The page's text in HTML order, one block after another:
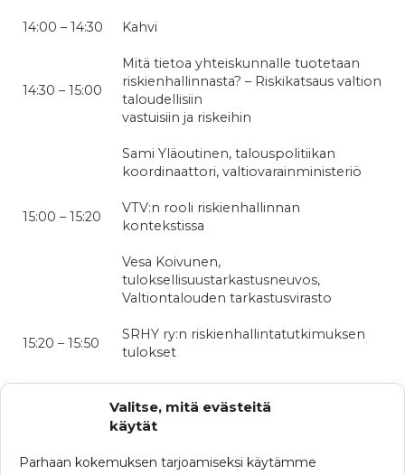
Valitse, mitä evästeitä
käytät
Parhaan kokemuksen tarjoamiseksi käytämme
14:00 – 14:30 Kahvi
14:30 – 15:00
Mitä tietoa yhteiskunnalle tuotetaan
riskienhallinnasta? – Riskikatsaus valtion
taloudellisiin
vastuisiin ja riskeihin
Sami Yläoutinen, talouspolitiikan
koordinaattori, valtiovarainministeriö
15:00 – 15:20
VTV:n rooli riskienhallinnan
kontekstissa
Vesa Koivunen,
tuloksellisuustarkastusneuvos,
Valtiontalouden tarkastusvirasto
15:20 – 15:50
SRHY ry:n riskienhallintatutkimuksen
tulokset
Lassi Väisänen, toiminnanjohtaja,
Suomen Riskienhallintayhdistys ry